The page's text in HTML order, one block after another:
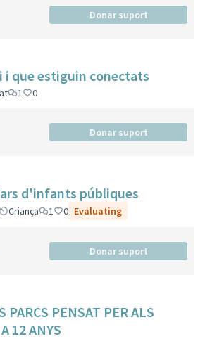
Donar suport
i que estiguin conectats
1 0
Donar suport
d'infants públiques
Criança 1 0 Evaluating
Donar suport
PARCS PENSAT PER ALS
12 ANYS